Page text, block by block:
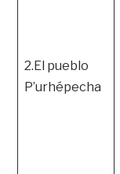
2.El pueblo
P’urhépecha